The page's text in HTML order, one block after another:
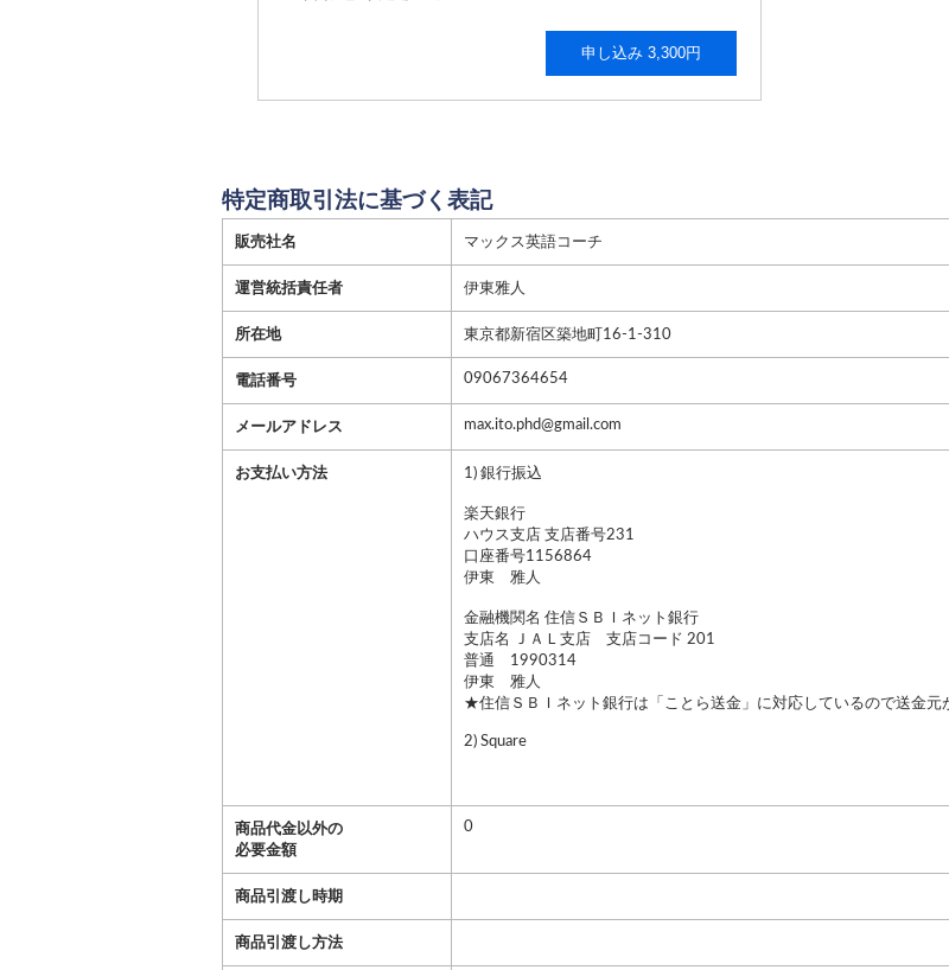
申し込み 3,300円
特定商取引法に基づく表記
販売社名 マックス英語コーチ
運営統括責任者 伊東雅人
所在地 東京都新宿区築地町16-1-310
電話番号 09067364654
メールアドレス max.ito.phd@gmail.com
お支払い方法 1) 銀行振込
楽天銀行
ハウス支店 支店番号231
口座番号1156864
伊東 雅人
金融機関名 住信ＳＢＩネット銀行
支店名 ＪＡＬ支店 支店コード 201
普通 1990314
伊東 雅人
★住信ＳＢＩネット銀行は「ことら送金」に対応しているので送金元
2) Square
商品代金以外の
必要金額
0
商品引渡し時期
商品引渡し方法